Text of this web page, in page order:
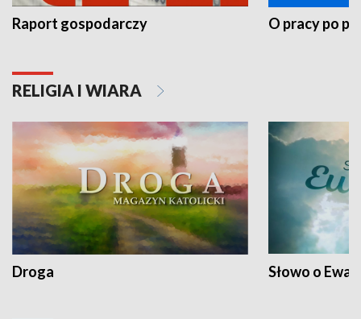
Raport gospodarczy O pracy po
RELIGIA I WIARA
Droga Słowo o